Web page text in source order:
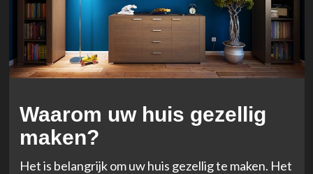
Waarom uw huis gezellig
maken?
Het is belangrijk om uw huis gezellig te maken. Het